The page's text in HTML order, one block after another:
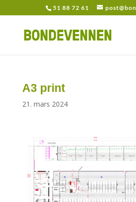
51 88 72 61
A3 print
21. mars 2024